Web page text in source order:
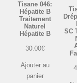
Tisane 046:
Hépatite B
Traitement
Naturel
Hépatite B
30.00€
Ajouter au
panier
SC